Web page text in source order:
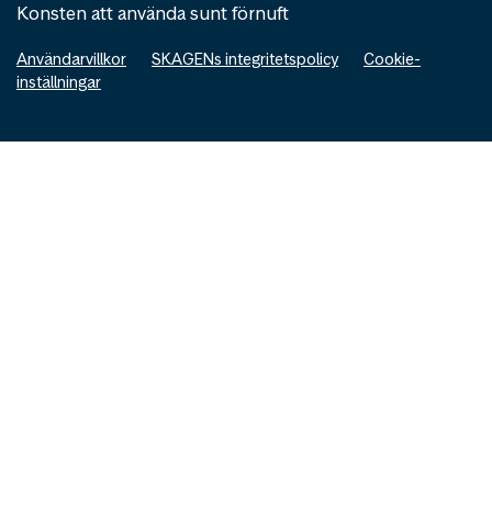
Konsten att använda sunt förnuft
Användarvillkor SKAGENs integritetspolicy
Cookie-
inställningar